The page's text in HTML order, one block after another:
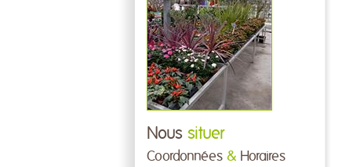
Nous situer
Coordonnées & Horaires